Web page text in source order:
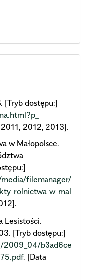
[Tryb dostępu:]
2012, 2013].
w Małopolsce.
filemanager/
Lesistości.
[Tryb dostępu:]
2009_04/b3ad6ce
. [Data